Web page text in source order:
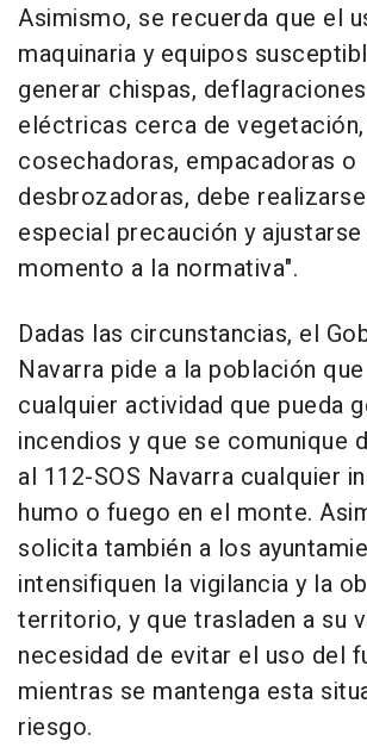
Asimismo, se recuerda que el
maquinaria y equipos
generar chispas,
eléctricas cerca de
cosechadoras, empacadoras o
desbrozadoras, debe
especial precaución y
momento a la normativa".
Dadas las circunstancias, el
Navarra pide a la población
cualquier actividad que pueda
incendios y que se comunique
al 112-SOS Navarra cualquier
humo o fuego en el monte.
solicita también a los
intensifiquen la vigilancia y la
territorio, y que trasladen a su
necesidad de evitar el uso del
mientras se mantenga esta
riesgo.